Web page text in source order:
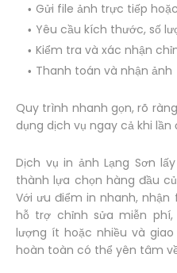
Gửi file ảnh trực tiếp
Yêu cầu kích thước, số
Kiểm tra và xác nhận
Thanh toán và nhận ảnh
Quy trình nhanh gọn, rõ
dụng dịch vụ ngay cả khi lần
Dịch vụ in ảnh Lạng Sơn
thành lựa chọn hàng đầu
Với ưu điểm in nhanh,
hỗ trợ chỉnh sửa miễn
lượng ít hoặc nhiều và
hoàn toàn có thể yên tâm